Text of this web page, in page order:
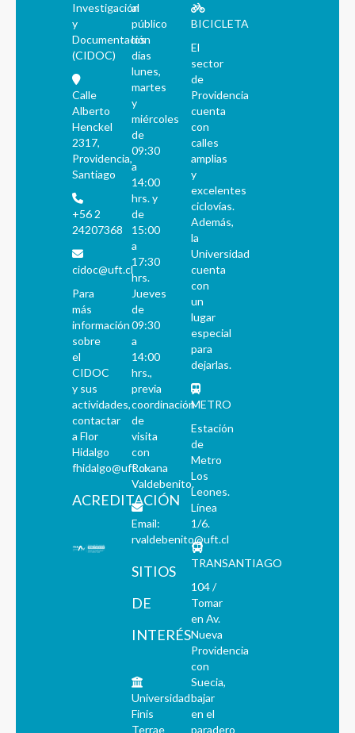
Investigación
y
Documentación
(CIDOC)
Calle
Alberto
Henckel
2317,
Providencia,
Santiago
+56 2
24207368
cidoc@uft.cl
Para
más
información
sobre
el
CIDOC
y sus
actividades,
contactar
a Flor
Hidalgo
fhidalgo@uft.cl
ACREDITACIÓN
al
público
los
días
lunes,
martes
y
miércoles
de
09:30
a
14:00
hrs. y
de
15:00
a
17:30
hrs.
Jueves
de
09:30
a
14:00
hrs.,
previa
coordinación
de
visita
con
Roxana
Valdebenito.
Email:
rvaldebenito@uft.cl
SITIOS
DE
INTERÉS
Universidad
Finis
Terrae
BICICLETA
El
sector
de
Providencia
cuenta
con
calles
amplias
y
excelentes
ciclovías.
Además,
la
Universidad
cuenta
con
un
lugar
especial
para
dejarlas.
METRO
Estación
de
Metro
Los
Leones.
Línea
1/6.
TRANSANTIAGO
104 /
Tomar
en Av.
Nueva
Providencia
con
Suecia,
bajar
en el
paradero